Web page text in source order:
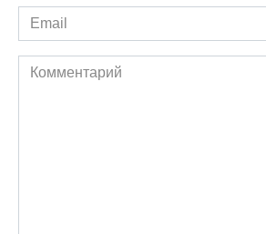
Email
*
Комментарий